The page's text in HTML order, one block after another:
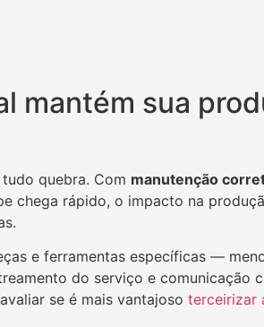
mantém sua
quebra. Com manutenção
chega rápido, o impacto na
e ferramentas específicas —
do serviço e
se é mais vantajoso terceirizar